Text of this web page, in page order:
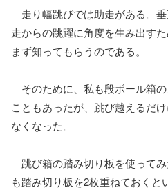
走り幅跳びでは助走がある。
走からの跳躍に角度を生み出す
まず知ってもらうのである。
そのために、私も段ボール箱
こともあったが、跳び越えるだ
なくなった。
跳び箱の踏み切り板を使って
も踏み切り板を2枚重ねておくと